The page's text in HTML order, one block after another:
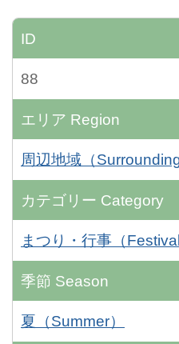
ID
88
エリア Region
周辺地域（Surrounding
カテゴリー Category
まつり・行事（
季節 Season
夏（Summer）